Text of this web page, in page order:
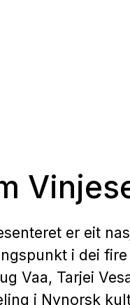
er eit
i dei
Vaa, Tarjei
i Nynorsk